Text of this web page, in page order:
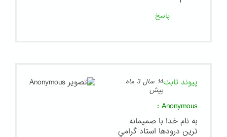
پاسخ
پیوند ثابت
14 سال 3 ماه
پیش
Anonymous
:
به نام خدا با صميمانه
ترين درودها استاد گرامي